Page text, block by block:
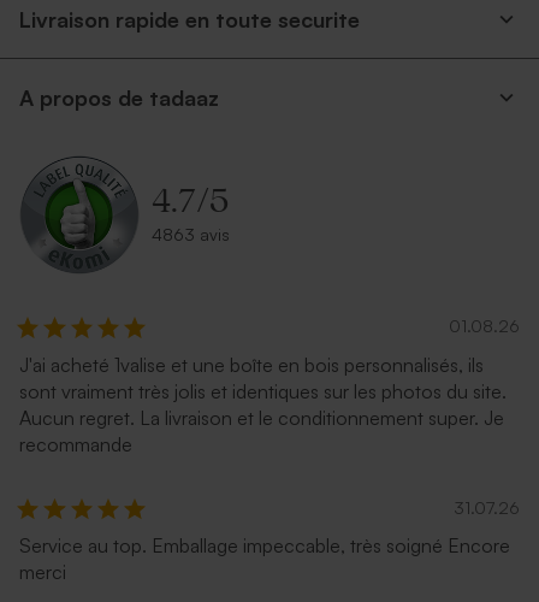
Enveloppe couleur bleu nuit Enveloppe noire rectangle
Livraison rapide en toute securite
A propos de tadaaz
4.7/5
4863 avis
01.08.26
J'ai acheté 1valise et une boîte en bois personnalisés, ils
sont vraiment très jolis et identiques sur les photos du site.
Aucun regret. La livraison et le conditionnement super. Je
recommande
31.07.26
Service au top. Emballage impeccable, très soigné Encore
merci